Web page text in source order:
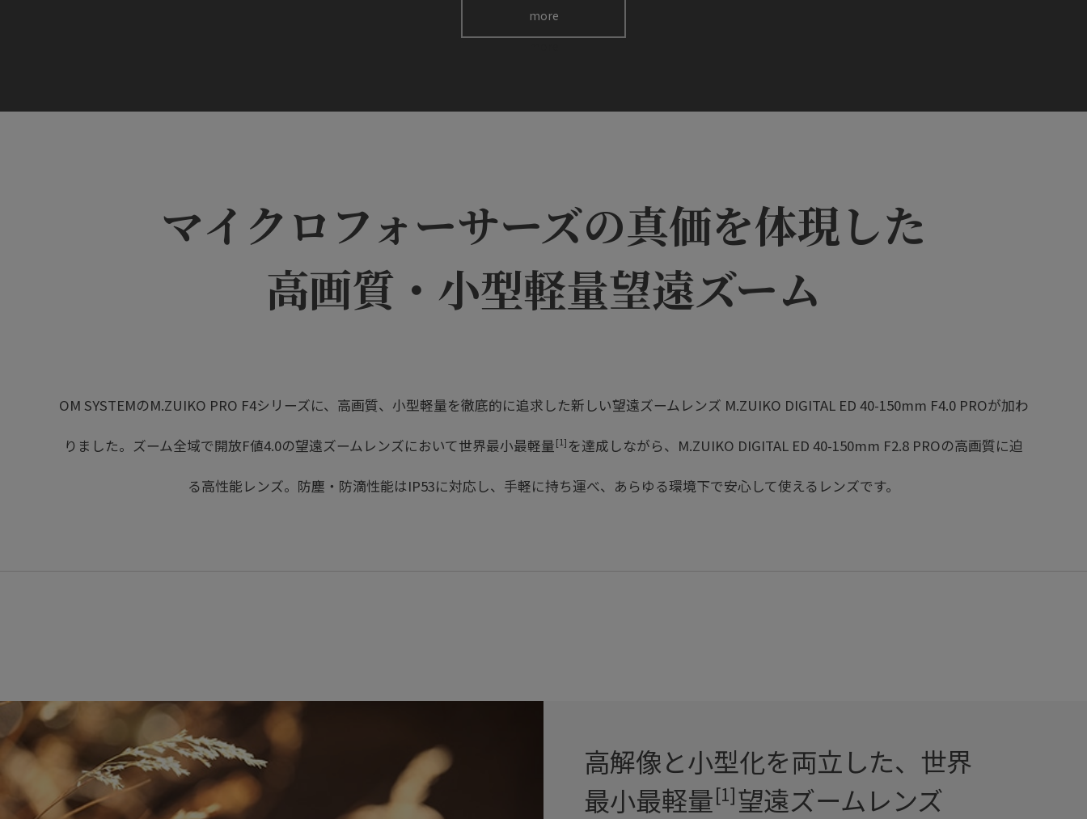
more
マイクロフォーサーズの真価を体現した
高画質・小型軽量望遠ズーム
OM SYSTEMのM.ZUIKO PRO F4シリーズに、高画質、小型軽量を徹底的に追求した新しい望遠ズームレンズ M.ZUIKO DIGITAL ED 40-150mm F4.0 PROが加わ
りました。ズーム全域で開放F値4.0の望遠ズームレンズにおいて世界最小最軽量[1] を達成しながら、M.ZUIKO DIGITAL ED 40-150mm F2.8 PROの高画質に迫
る高性能レンズ。防塵・防滴性能はIP53に対応し、手軽に持ち運べ、あらゆる環境下で安心して使えるレンズです。
高解像と小型化を両立した、世界
最小最軽量[1]望遠ズームレンズ